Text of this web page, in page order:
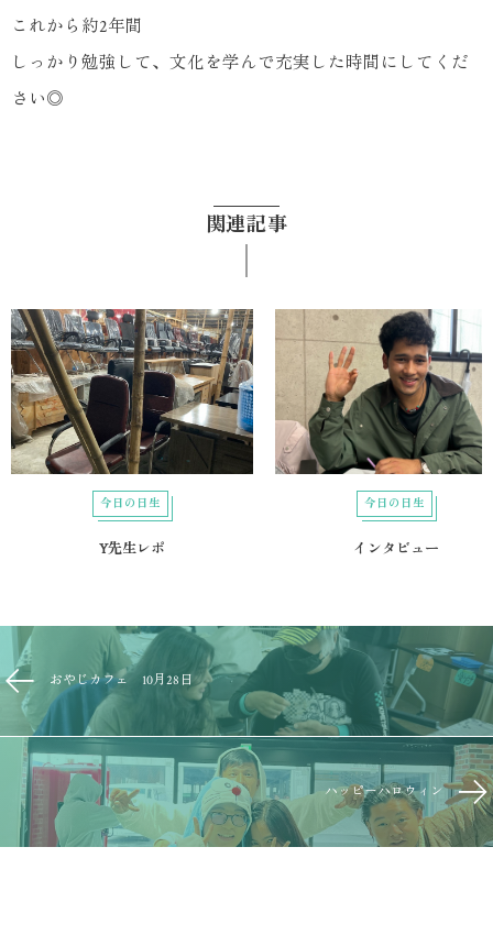
これから約2年間
しっかり勉強して、文化を学んで充実した時間にしてくだ
さい◎
関連記事
今日の日生
Y先生レポ
今日の日生
インタビュー
おやじカフェ 10月28日
ハッピーハロウィン